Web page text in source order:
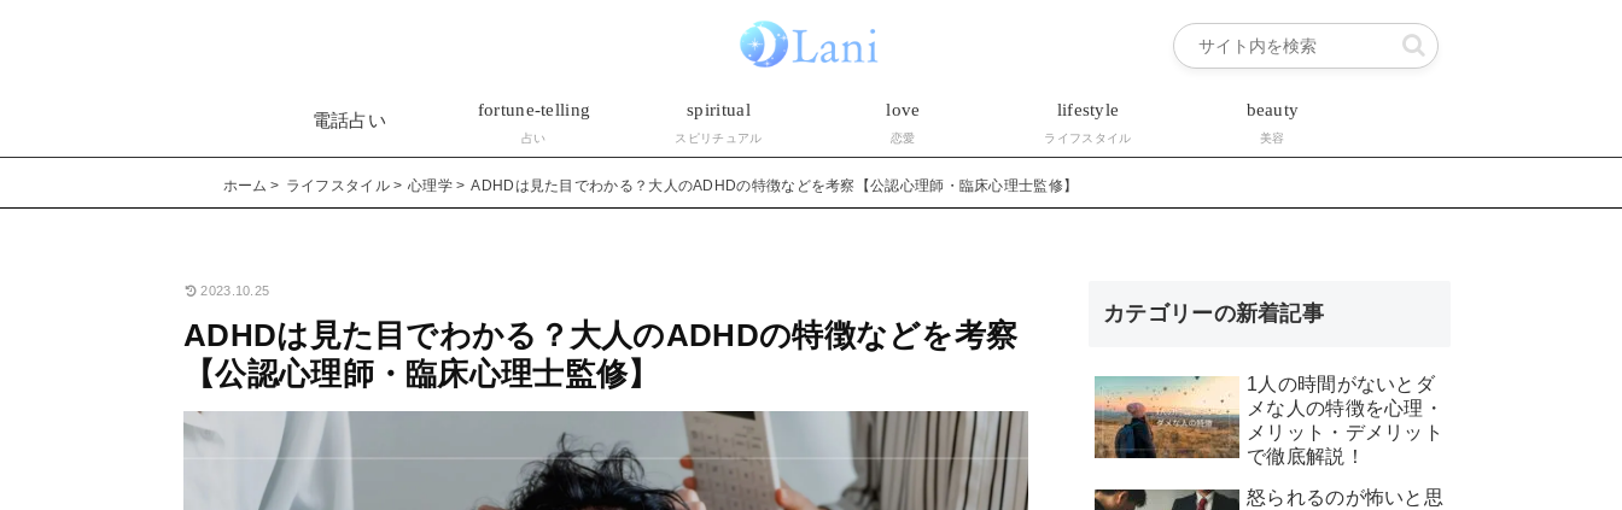
電話占い
fortune-telling
占い
spiritual
スピリチュアル
love
恋愛
lifestyle
ライフスタイル
beauty
美容
ホーム ライフスタイル 心理学 ADHDは見た目でわかる？大人のADHDの特徴などを考察【公認心理師・臨床心理士監修】
2023.10.25
ADHDは見た目でわかる？大人のADHDの特徴などを考察
【公認心理師・臨床心理士監修】
カテゴリーの新着記事
1人の時間がないとダ
メな人の特徴を心理・
メリット・デメリット
で徹底解説！
怒られるのが怖いと思